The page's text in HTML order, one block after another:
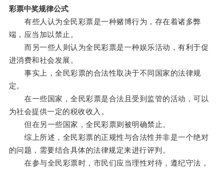
彩票中奖规律公式
有些人认为全民彩票是一种赌博行为，存在着诸多弊
端，应当加以禁止。
而另一些人则认为全民彩票是一种娱乐活动，有利于促
进消费和社会发展。
事实上，全民彩票的合法性取决于不同国家的法律规
定。
在一些国家，全民彩票是合法且受到监管的活动，可以
为社会提供一定的税收收入。
但在另一些国家，全民彩票则被明确禁止。
综上所述，全民彩票的正规性与合法性并非是一个绝对
的问题，需要结合具体的法律规定来进行评判。
在参与全民彩票时，市民们应当理性对待，遵纪守法，